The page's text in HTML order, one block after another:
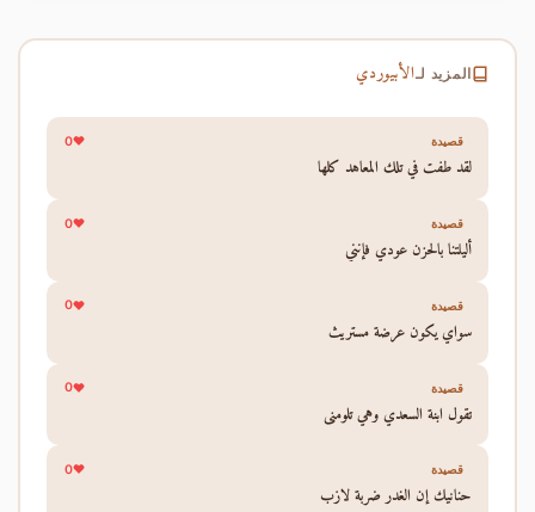
المزيد لـالأبيوردي
قصيدة 0
لقد طفت في تلك المعاهد كلها
قصيدة 0
أليلتنا بالحزن عودي فإنني
قصيدة 0
سواي يكون عرضة مستريث
قصيدة 0
تقول ابنة السعدي وهي تلومني
قصيدة 0
حنانيك إن الغدر ضربة لازب